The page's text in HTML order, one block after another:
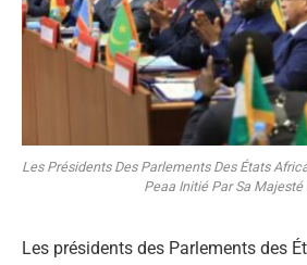
Les Présidents Des Parlements Des États
Peaa Initié Par Sa Majesté
Les présidents des Parlements des